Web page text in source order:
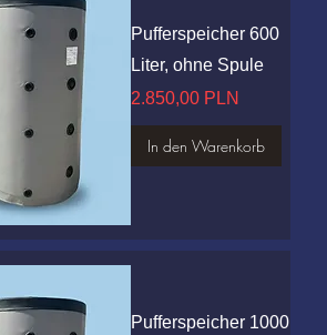
Pufferspeicher 600
Liter, ohne Spule
Preis
2.850,00 PLN
In den Warenkorb
Pufferspeicher 1000